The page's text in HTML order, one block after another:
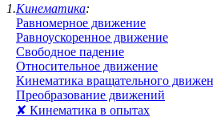
1.Кинематика:
Равномерное движение
Равноускоренное движение
Свободное падение
Относительное движение
Кинематика вращательного
Преобразование движений
✘ Кинематика в опытах